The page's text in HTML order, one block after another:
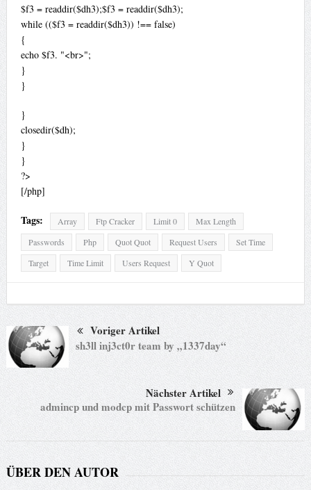
$f3 = readdir($dh3);$f3 = readdir($dh3);
while (($f3 = readdir($dh3)) !== false)
{
echo $f3. "<br>";
}
}
}
closedir($dh);
}
}
?>
[/php]
Tags: Array Ftp Cracker Limit 0
Max Length
Passwords
Php Quot Quot Request Users
Set Time
Target
Time Limit Users Request Y Quot
Voriger Artikel
sh3ll inj3ct0r team by „1337day“
Nächster Artikel
admincp und modcp mit Passwort schützen
ÜBER DEN AUTOR